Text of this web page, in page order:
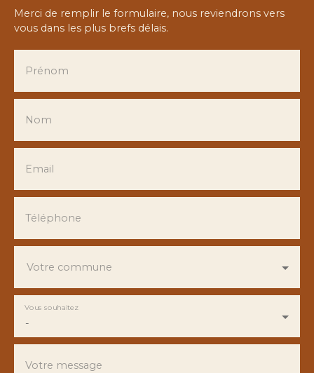
Merci de remplir le formulaire, nous reviendrons vers
vous dans les plus brefs délais.
Prénom
Nom
Email
Téléphone
Votre commune
-
Vous souhaitez
Votre message